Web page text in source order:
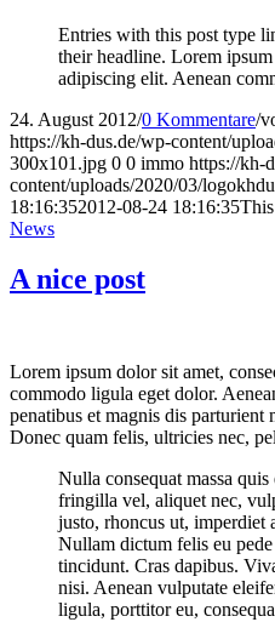
Entries with this post type
their headline. Lorem
adipiscing elit. Aenean
24. August 2012/0 Kommentare/
https://kh-dus.de/wp-content/
300x101.jpg 0 0 immo https://kh-
content/uploads/2020/03/
18:16:352012-08-24 18:16:35
News
A nice post
Lorem ipsum dolor sit amet,
commodo ligula eget dolor.
penatibus et magnis dis parturient
Donec quam felis, ultricies nec,
Nulla consequat massa
fringilla vel, aliquet nec,
justo, rhoncus ut, imperdiet
Nullam dictum felis eu
tincidunt. Cras dapibus.
nisi. Aenean vulputate
ligula, porttitor eu,